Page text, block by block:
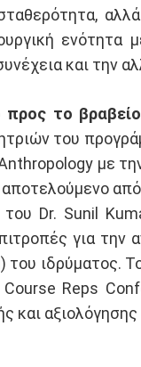
και την
προς το
του
με
Dr. Sunil
για
ιδρύματος.
Reps
και